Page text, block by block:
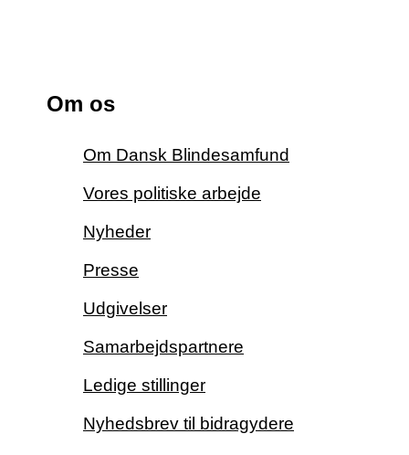
Om os
Om Dansk Blindesamfund
Vores politiske arbejde
Nyheder
Presse
Udgivelser
Samarbejdspartnere
Ledige stillinger
Nyhedsbrev til bidragydere